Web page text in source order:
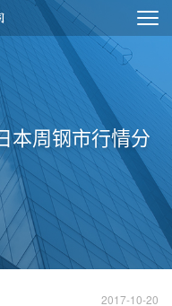
本周钢市行情分
2017-10-20